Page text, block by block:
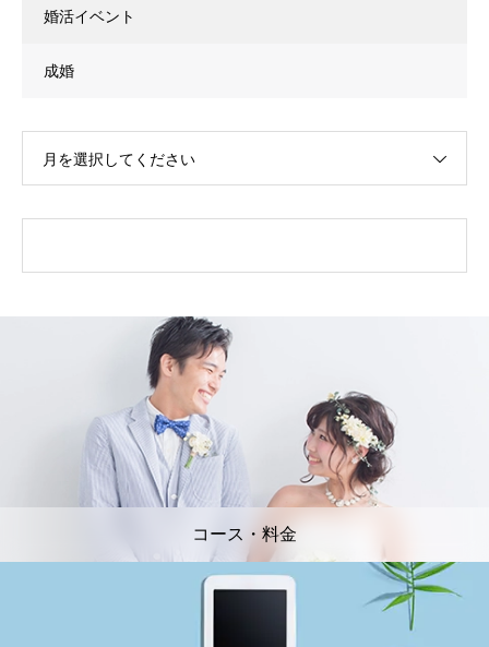
婚活イベント
成婚
月を選択してください
コース・料金